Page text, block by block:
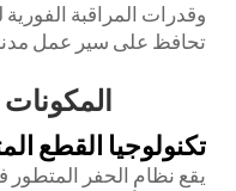
وقدرات المراقبة
تحافظ على سير عمل
تكنولوجيا القطع
يقع نظام الحفر